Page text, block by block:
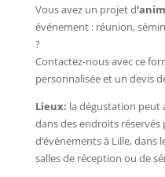
Vous avez un projet d
événement : réunion,
?
Contactez-nous avec ce
personnalisée et un devis
Lieux: la dégustation peut
dans des endroits réservés
d’événements à Lille, dans
salles de réception ou de